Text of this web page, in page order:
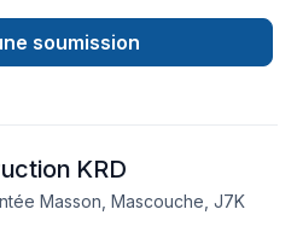
soumission
KRD
Masson, Mascouche, J7K